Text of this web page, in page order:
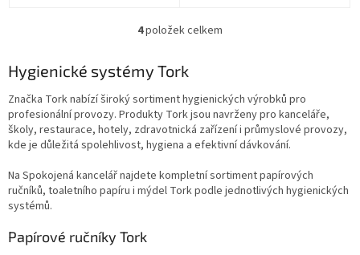
O
l
á
d
a
c
í
r
v
4položek celkem
Hygienické systémy Tork
Značka Tork nabízí široký sortiment hygienických výrobků pro
profesionální provozy. Produkty Tork jsou navrženy pro kanceláře,
školy, restaurace, hotely, zdravotnická zařízení i průmyslové provozy,
kde je důležitá spolehlivost, hygiena a efektivní dávkování.
Na Spokojená kancelář najdete kompletní sortiment papírových
ručníků, toaletního papíru i mýdel Tork podle jednotlivých hygienických
systémů.
Papírové ručníky Tork